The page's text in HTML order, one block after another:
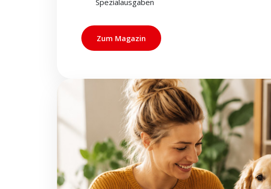
Spezialausgaben
Zum Magazin